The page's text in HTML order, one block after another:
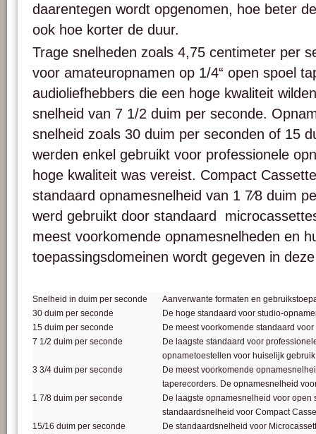
daarentegen wordt opgenomen, hoe beter
ook hoe korter de duur.
Trage snelheden zoals 4,75 centimeter per
voor amateuropnamen op 1/4“ open spoel
audioliefhebbers die een hoge kwaliteit
snelheid van 7 1/2 duim per seconde.
snelheid zoals 30 duim per seconden of 15
werden enkel gebruikt voor professionele
hoge kwaliteit was vereist. Compact
standaard opnamesnelheid van 1 7⁄8 duim
werd gebruikt door standaard
meest voorkomende opnamesnelheden en
toepassingsdomeinen wordt gegeven in
Snelheid in duim per seconde
Aanverwante formaten en
30 duim per seconde
De hoge standaard voor studio-
15 duim per seconde
De meest voorkomende standaard
7 1/2 duim per seconde
De laagste standaard voor
opnametoestellen voor huiselijk
3 3/4 duim per seconde
De meest voorkomende
taperecorders. De opnamesnelheid
1 7/8 duim per seconde
De laagste opnamesnelheid voor open
standaardsnelheid voor Compact
15/16 duim per seconde
De standaardsnelheid voor